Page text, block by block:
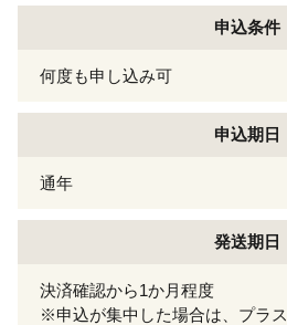
申込条件
何度も申し込み可
申込期日
通年
発送期日
決済確認から1か月程度
※申込が集中した場合は、プラ